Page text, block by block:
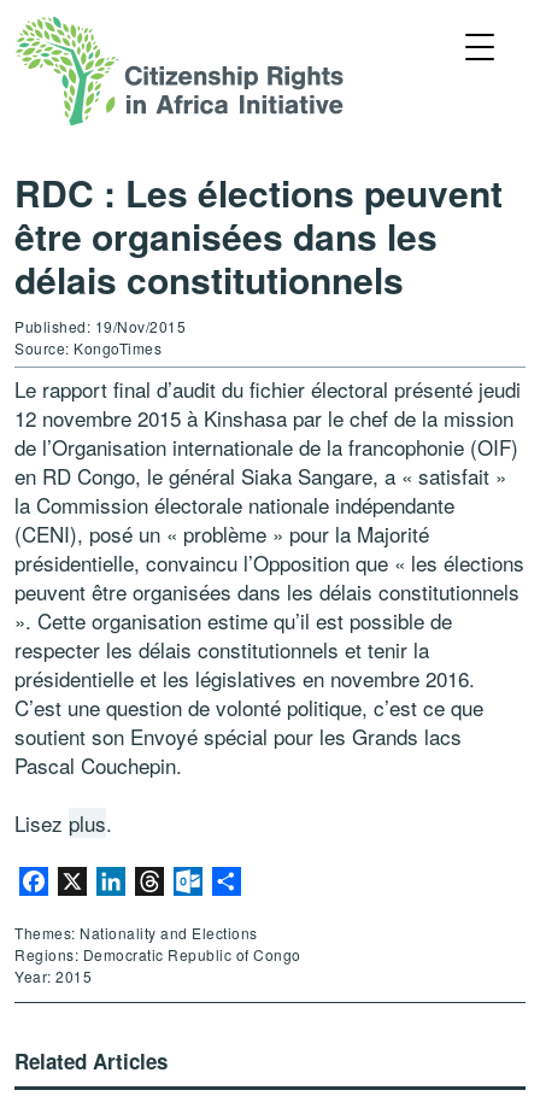
RDC : Les élections peuvent
être organisées dans les
délais constitutionnels
Published: 19/Nov/2015
Source: KongoTimes
Le rapport final d’audit du fichier électoral présenté jeudi
12 novembre 2015 à Kinshasa par le chef de la mission
de l’Organisation internationale de la francophonie (OIF)
en RD Congo, le général Siaka Sangare, a « satisfait »
la Commission électorale nationale indépendante
(CENI), posé un « problème » pour la Majorité
présidentielle, convaincu l’Opposition que « les élections
peuvent être organisées dans les délais constitutionnels
». Cette organisation estime qu’il est possible de
respecter les délais constitutionnels et tenir la
présidentielle et les législatives en novembre 2016.
C’est une question de volonté politique, c’est ce que
soutient son Envoyé spécial pour les Grands lacs
Pascal Couchepin.
Lisez plus.
Facebook LinkedInThreadsOutlook.com
Themes: Nationality and Elections
Regions: Democratic Republic of Congo
Year: 2015
Related Articles